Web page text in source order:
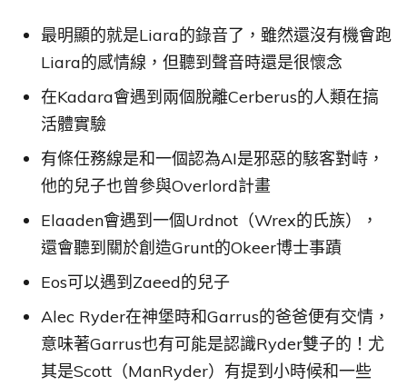
最明顯的就是Liara的錄音了，雖然還沒有機會跑
Liara的感情線，但聽到聲音時還是很懷念
在Kadara會遇到兩個脫離Cerberus的人類在搞
活體實驗
有條任務線是和一個認為AI是邪惡的駭客對峙，
他的兒子也曾參與Overlord計畫
Elaaden會遇到一個Urdnot（Wrex的氏族），
還會聽到關於創造Grunt的Okeer博士事蹟
Eos可以遇到Zaeed的兒子
Alec Ryder在神堡時和Garrus的爸爸便有交情，
意味著Garrus也有可能是認識Ryder雙子的！尤
其是Scott（ManRyder）有提到小時候和一些